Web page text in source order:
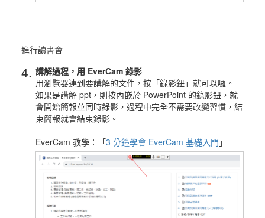
進行讀書會
4. 講解過程，用 EverCam 錄影
用瀏覽器連到要講解的文件，按「錄影鈕」就可以囉。
如果是講解 ppt，則按內嵌於 PowerPoint 的錄影鈕，就
會開始簡報並同時錄影，過程中完全不需要改變習慣，結
束簡報就會結束錄影。
EverCam 教學：「3 分鐘學會 EverCam 基礎入門 」